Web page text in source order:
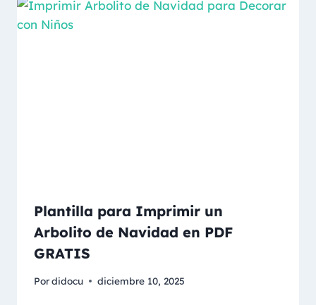
Plantilla para Imprimir un
Arbolito de Navidad en PDF
GRATIS
Pordidocu diciembre 10, 2025